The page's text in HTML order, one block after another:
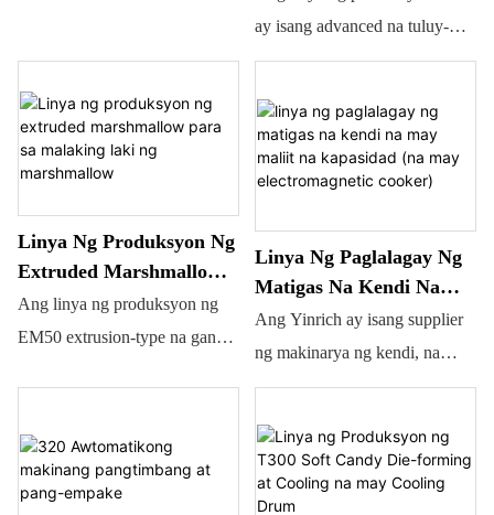
ay isang advanced na tuluy-
tuloy na sistema para sa
based gummies (QQ candies)
na may iba't ibang laki. Isang
bagong inilunsad na linya ng
para sa mga kostumer na
Vietnamese.
Linya Ng Produksyon Ng
Extruded Marshmallow
Para Sa Malaking Laki
Ng Marshmallow
Ang linya ng produksyon ng
EM50 extrusion-type na ganap
ganap na awtomatikong
patuloy na produksyon, at
kayang gumawa ng mga
Linya Ng Paglalagay Ng
Matigas Na Kendi Na
May Maliit Na
Kapasidad (na May
Ang Yinrich ay isang supplier
ng makinarya ng kendi, na
nagbibigay ng kumpletong
na hard candy casting.